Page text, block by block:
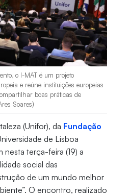
o I-MAT é um projeto
e reúne instituições europeias
boas práticas de
Soares)
(Unifor), da Fundação
de Lisboa
nesta terça-feira (19) a
social das
de um mundo melhor
O encontro, realizado